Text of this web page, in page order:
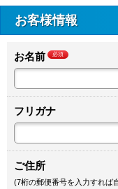
お客様情報
お名前 必須
フリガナ
ご住所
(7桁の郵便番号を入力すれば